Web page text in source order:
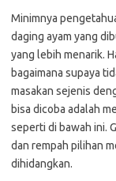
Minimnya
daging ayam yang
yang lebih menarik.
bagaimana supaya
masakan sejenis
bisa dicoba adalah
seperti di bawah ini.
dan rempah pilihan
dihidangkan.